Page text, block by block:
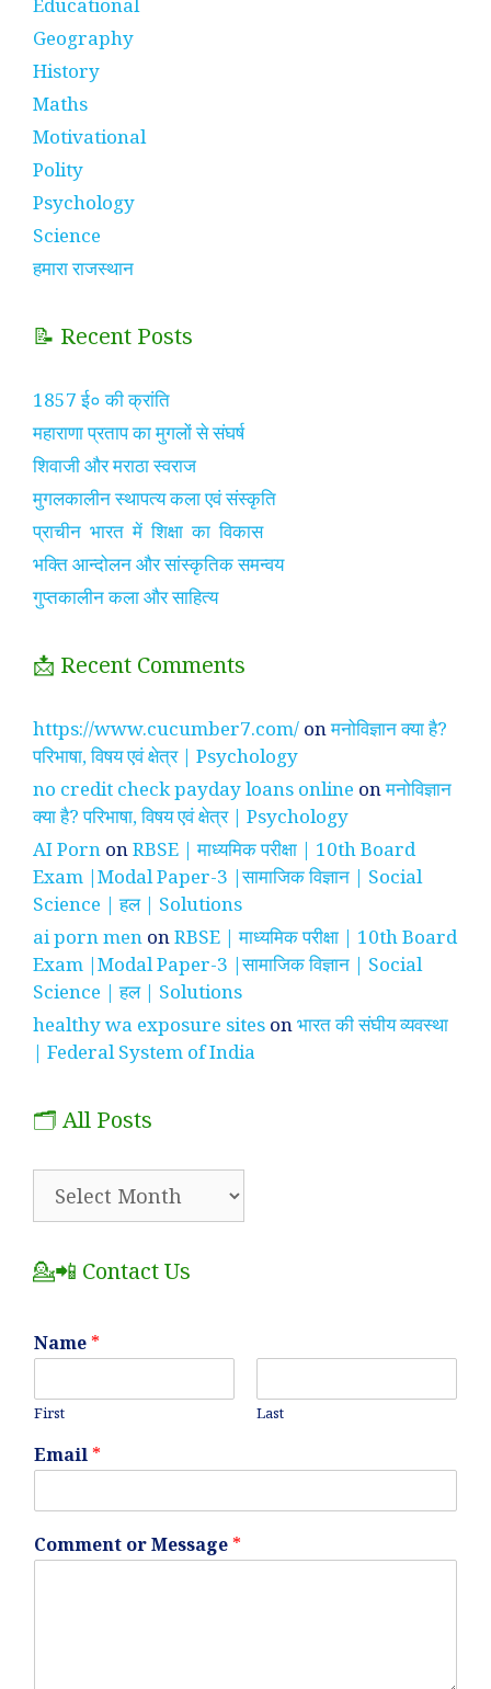
Geography
History
Maths
Motivational
Polity
Psychology
Science
हमारा राजस्थान
📝 Recent Posts
1857 ई० की क्रांति
महाराणा प्रताप का मुगलों से संघर्ष
शिवाजी और मराठा स्वराज
मुगलकालीन स्थापत्य कला एवं संस्कृति
प्राचीन भारत में शिक्षा का विकास
भक्ति आन्दोलन और सांस्कृतिक समन्वय
गुप्तकालीन कला और साहित्य
📩 Recent Comments
https://www.cucumber7.com/ onमनोविज्ञान क्या है?
परिभाषा, विषय एवं क्षेत्र | Psychology
no credit check payday loans online onमनोविज्ञान
क्या है? परिभाषा, विषय एवं क्षेत्र | Psychology
AI Porn onRBSE | माध्यमिक परीक्षा | 10th Board
Exam |Modal Paper-3 |सामाजिक विज्ञान | Social
Science | हल | Solutions
ai porn men onRBSE | माध्यमिक परीक्षा | 10th Board
Exam |Modal Paper-3 |सामाजिक विज्ञान | Social
Science | हल | Solutions
healthy wa exposure sites onभारत की संघीय व्यवस्था
| Federal System of India
🗂️ All Posts
💁📲 Contact Us
Name *
First Last
Email *
Comment or Message *